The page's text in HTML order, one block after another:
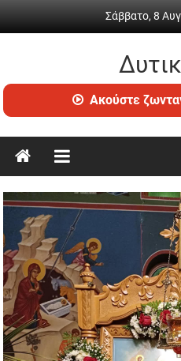
Σάββατο, 8
Ραδιόφωνο
•
ενημέρωση
Ακούστε